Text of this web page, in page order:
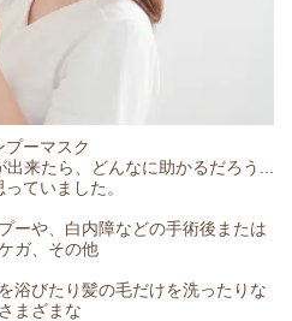
プーマスク
来たら、どんなに助かるだろう...
ていました。
ーや、白内障などの手術後または
ガ、その他
浴びたり髪の毛だけを洗ったりな
まざまな